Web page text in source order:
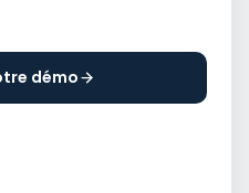
démo